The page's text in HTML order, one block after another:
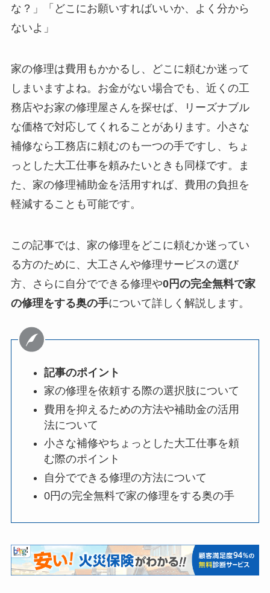
な？」「どこにお願いすればいいか、よく分から
ないよ」
家の修理は費用もかかるし、どこに頼むか迷って
しまいますよね。お金がない場合でも、近くの工
務店やお家の修理屋さんを探せば、リーズナブル
な価格で対応してくれることがあります。小さな
補修なら工務店に頼むのも一つの手ですし、ちょ
っとした大工仕事を頼みたいときも同様です。ま
た、家の修理補助金を活用すれば、費用の負担を
軽減することも可能です。
この記事では、家の修理をどこに頼むか迷ってい
る方のために、大工さんや修理サービスの選び
方、さらに自分でできる修理や0円の完全無料で家
の修理をする奥の手について詳しく解説します。
記事のポイント
家の修理を依頼する際の選択肢について
費用を抑えるための方法や補助金の活用
法について
小さな補修やちょっとした大工仕事を頼
む際のポイント
自分でできる修理の方法について
0円の完全無料で家の修理をする奥の手